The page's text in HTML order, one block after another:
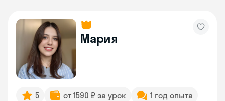
Мария
5 от 1590 ₽ за урок
1 год опыта